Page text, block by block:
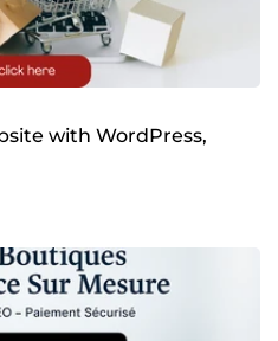
with WordPress,